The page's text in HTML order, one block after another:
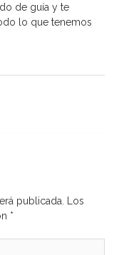
de guía y te
lo que tenemos
publicada. Los
*